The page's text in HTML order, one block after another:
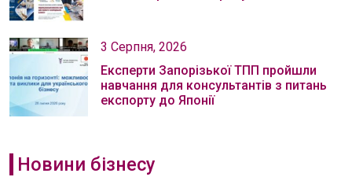
3 Серпня, 2026
Експерти Запорізької ТПП пройшли
навчання для консультантів з питань
експорту до Японії
Новини бізнесу